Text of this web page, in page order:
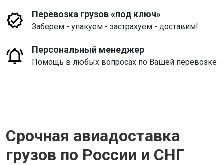
Перевозка грузов «под ключ»
Заберем - упакуем - застрахуем - доставим!
Персональный менеджер
Помощь в любых вопросах по Вашей перевозке
Срочная авиадоставка
грузов по России и СНГ